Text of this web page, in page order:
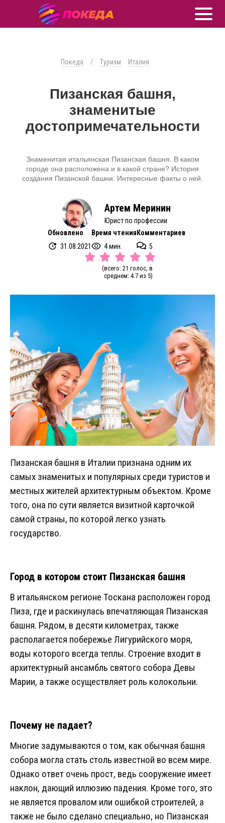
Покеда / Туризм Италия
Пизанская башня,
знаменитые
достопримечательности
Знаменитая итальянская Пизанская башня. В каком
городе она расположена и в какой стране? История
создания Пизанской башни. Интересные факты о ней.
Артем Меринин
Юрист по профессии
Обновлено
31.08.2021
Время чтения
4 мин.
Комментариев
5
(всего: 21 голос, в
среднем: 4.7 из 5)
Пизанская башня в Италии признана одним их
самых знаменитых и популярных среди туристов и
местных жителей архитектурным объектом. Кроме
того, она по сути является визитной карточкой
самой страны, по которой легко узнать
государство.
Город в котором стоит Пизанская башня
В итальянском регионе Тоскана расположен город
Пиза, где и раскинулась впечатляющая Пизанская
башня. Рядом, в десяти километрах, также
располагается побережье Лигурийского моря,
воды которого всегда теплы. Строение входит в
архитектурный ансамбль святого собора Девы
Марии, а также осуществляет роль колокольни.
Почему не падает?
Многие задумываются о том, как обычная башня
собора могла стать столь известной во всем мире.
Однако ответ очень прост, ведь сооружение имеет
наклон, дающий иллюзию падения. Кроме того, это
не является провалом или ошибкой строителей, а
также не было сделано специально, но Пизанская